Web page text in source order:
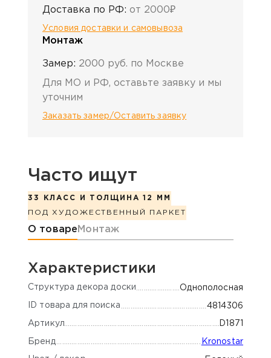
Доставка по РФ: от 2000₽
Условия доставки и самовывоза
Монтаж
Замер: 2000 руб. по Москве
Для МО и РФ, оставьте заявку и мы
уточним
Заказать замер/Оставить заявку
Часто ищут
33 КЛАСС И ТОЛЩИНА 12 ММ
ПОД ХУДОЖЕСТВЕННЫЙ ПАРКЕТ
Информация о товаре
О товаре Монтаж
Характеристики
Cтруктура декора доски Однополосная
ID товара для поиска 4814306
Артикул D1871
Бренд Kronostar